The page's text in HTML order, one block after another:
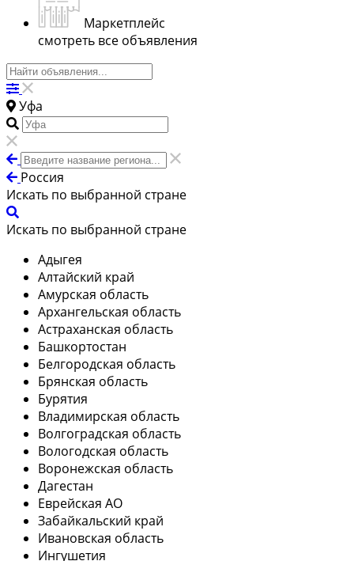
Маркетплейс
смотреть все объявления
Уфа
Россия
Искать по выбранной стране
Искать по выбранной стране
Адыгея
Алтайский край
Амурская область
Архангельская область
Астраханская область
Башкортостан
Белгородская область
Брянская область
Бурятия
Владимирская область
Волгоградская область
Вологодская область
Воронежская область
Дагестан
Еврейская АО
Забайкальский край
Ивановская область
Ингушетия